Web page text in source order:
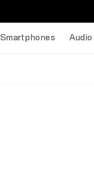
Smartphones Audio